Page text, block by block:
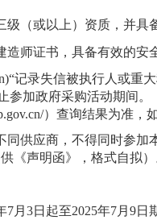
（或以上） 资质 ，并具
造师证书，具备有效的安
“记录失信被执行人或重
参加政府采购活动期间
）查询结果为准，
供应商，不得同时参
《声明函》，格式自拟）
7月 3日起至2025年7月 9日